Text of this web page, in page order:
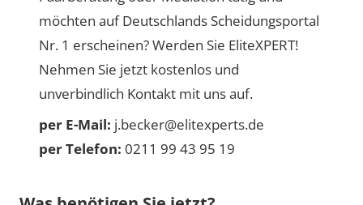
möchten auf Deutschlands Scheidungsportal
Nr. 1 erscheinen? Werden Sie EliteXPERT!
Nehmen Sie jetzt kostenlos und
unverbindlich Kontakt mit uns auf.
per E-Mail: j.becker@elitexperts.de
per Telefon: 0211 99 43 95 19